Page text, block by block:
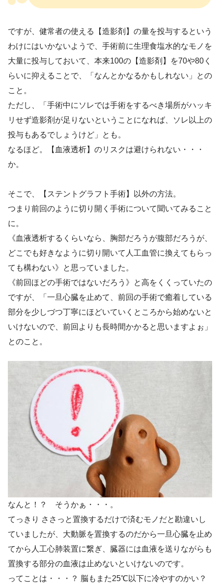
ですが、健常者の使える【造影剤】の量を投与するという
わけにはいかないようで、手術前に生理食塩水的なモノを
大量に投与しておいて、本来100の【造影剤】を70や80く
らいに抑えることで、「なんとかなるかもしれない」との
こと。
ただし、「手術中にソレでは手術をするべき場所がハッキ
リせず造影剤が足りないということになれば、ソレ以上の
投与もあるでしょうけど」とも。
なるほど。【血液透析】のリスクは避けられない・・・
か。
そこで、【ステントグラフト手術】以外の方法。
つまり前回のように切り開く手術について聞いてみること
に。
《血液透析するくらいなら、胸部だろうが腹部だろうが、
どこでも好きなように切り開いて人工血管に換えてもらっ
ても構わない》と思っていました。
《前回ほどの手術ではないだろう》と高をくくっていたの
ですが、「一旦心臓を止めて、前回の手術で癒着している
部分を少しづつ丁寧にほどいていくところから始めないと
いけないので、前回よりも長時間かかると思いますよぉ」
とのこと。
なんと！？ そうかぁ・・・。
てっきり ささっと置換するだけで済むモノだと勘違いし
ていましたが、大動脈を置換するのだから一旦心臓を止め
てから人工心肺装置に繋ぎ、臓器には血液を送りながらも
置換する部分の血液は止めないといけないのです。
ってことは・・・？ 脳もまた25℃以下に冷やすのかい？